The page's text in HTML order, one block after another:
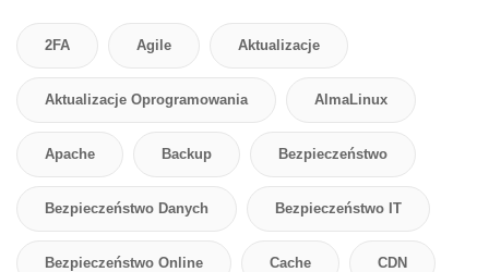
2FA Agile Aktualizacje
Aktualizacje Oprogramowania AlmaLinux
Apache Backup Bezpieczeństwo
Bezpieczeństwo Danych Bezpieczeństwo IT
Bezpieczeństwo Online Cache CDN